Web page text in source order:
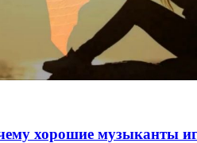
хорошие музыканты